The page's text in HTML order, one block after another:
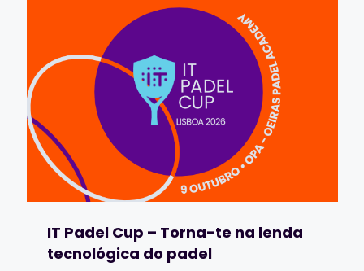
IT Padel Cup – Torna-te na lenda
tecnológica do padel